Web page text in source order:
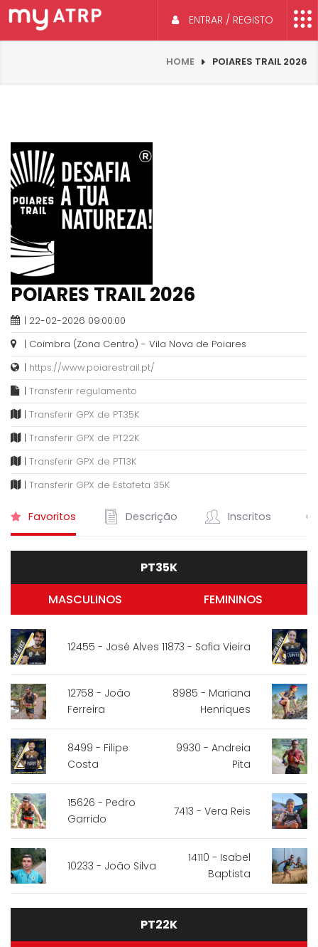
ENTRAR / REGISTO
HOME POIARES TRAIL 2026
POIARES TRAIL 2026
| 22-02-2026 09:00:00
| Coimbra (Zona Centro) - Vila Nova de Poiares
| https://www.poiarestrail.pt/
| Transferir regulamento
| Transferir GPX de PT35K
| Transferir GPX de PT22K
| Transferir GPX de PT13K
| Transferir GPX de Estafeta 35K
Favoritos Descrição Inscritos
PT35K
MASCULINOS
12455 - José Alves
12758 - João
Ferreira
8499 - Filipe
Costa
15626 - Pedro
Garrido
10233 - João Silva
FEMININOS
11873 - Sofia Vieira
8985 - Mariana
Henriques
9930 - Andreia
Pita
7413 - Vera Reis
14110 - Isabel
Baptista
PT22K